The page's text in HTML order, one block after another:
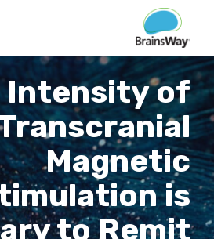
Intensity of
Magnetic
is
to Remit